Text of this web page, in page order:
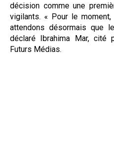
décision comme une
vigilants. « Pour le
attendons désormais que
déclaré Ibrahima Mar, cité
Futurs Médias.